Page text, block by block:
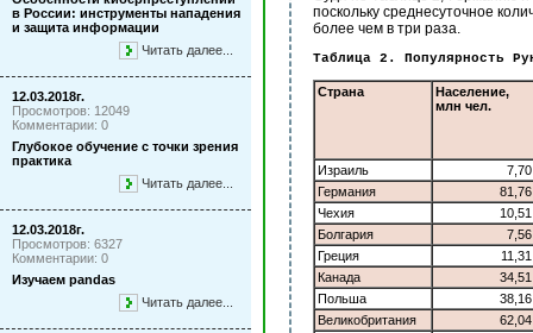
в России: инструменты нападения
и защита информации
Читать далее...
12.03.2018г.
Просмотров: 12049
Комментарии: 0
Глубокое обучение с точки зрения
практика
Читать далее...
12.03.2018г.
Просмотров: 6327
Комментарии: 0
Изучаем pandas
Читать далее...
поскольку среднесуточное
более чем в три раза.
Таблица 2. Популярность
Страна
Население,
млн чел.
Израиль
7,70
Германия
81,76
Чехия
10,51
Болгария
7,56
Греция
11,31
Канада
34,51
Польша
38,16
Великобритания
62,04